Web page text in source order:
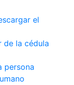
el
de la cédula
persona